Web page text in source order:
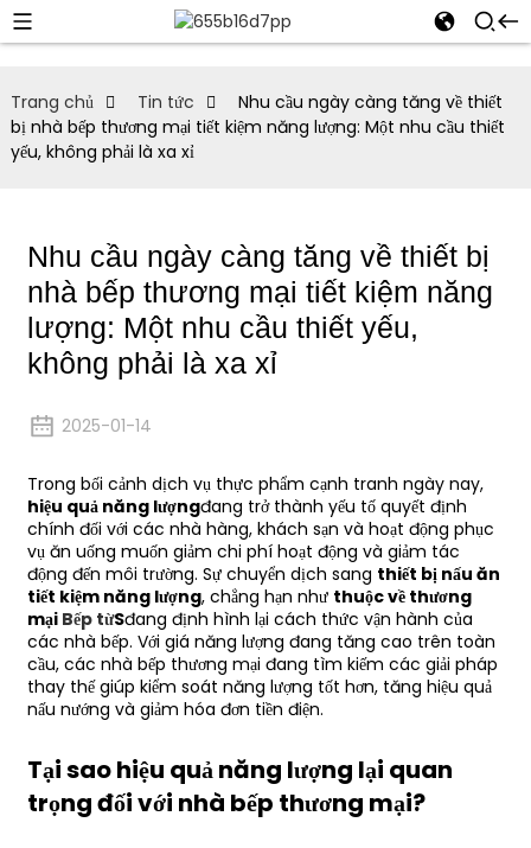
Trang chủ Tin tức
Nhu cầu ngày càng tăng về thiết
bị nhà bếp thương mại tiết kiệm năng lượng: Một nhu cầu thiết
yếu, không phải là xa xỉ
Nhu cầu ngày càng tăng về thiết bị
nhà bếp thương mại tiết kiệm năng
lượng: Một nhu cầu thiết yếu,
không phải là xa xỉ
2025-01-14
Trong bối cảnh dịch vụ thực phẩm cạnh tranh ngày nay,
hiệu quả năng lượngđang trở thành yếu tố quyết định
chính đối với các nhà hàng, khách sạn và hoạt động phục
vụ ăn uống muốn giảm chi phí hoạt động và giảm tác
động đến môi trường. Sự chuyển dịch sang thiết bị nấu ăn
tiết kiệm năng lượng, chẳng hạn như thuộc về thương
mại Bếp từSđang định hình lại cách thức vận hành của
các nhà bếp. Với giá năng lượng đang tăng cao trên toàn
cầu, các nhà bếp thương mại đang tìm kiếm các giải pháp
thay thế giúp kiểm soát năng lượng tốt hơn, tăng hiệu quả
nấu nướng và giảm hóa đơn tiền điện.
Tại sao hiệu quả năng lượng lại quan
trọng đối với nhà bếp thương mại?